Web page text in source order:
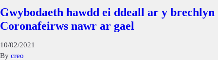
Gwybodaeth hawdd ei ddeall ar y brechlyn
Coronafeirws nawr ar gael
10/02/2021
By creo